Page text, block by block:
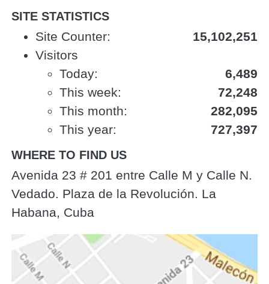
SITE STATISTICS
Site Counter:
15,102,251
Visitors
Today:
6,489
This week:
72,248
This month:
282,095
This year:
727,397
WHERE TO FIND US
Avenida 23 # 201 entre Calle M y Calle N.
Vedado. Plaza de la Revolución. La
Habana, Cuba